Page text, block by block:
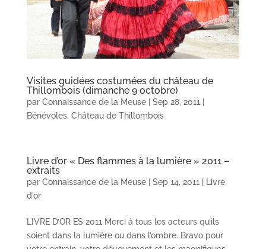
Visites guidées costumées du château de
Thillombois (dimanche 9 octobre)
par Connaissance de la Meuse| Sep 28, 2011
Bénévoles, Château de Thillombois
Livre d’or « Des flammes à la lumière » 2011 –
extraits
par Connaissance de la Meuse| Sep 14, 2011
Livre
d'or
LIVRE D’OR ES 2011 Merci à tous les acteurs qu’ils
soient dans la lumière ou dans l’ombre. Bravo pour